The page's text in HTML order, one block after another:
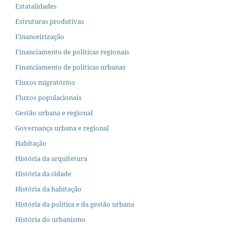
Estatalidades
Estruturas produtivas
Financeirização
Financiamento de políticas regionais
Financiamento de políticas urbanas
Fluxos migratórios
Fluxos populacionais
Gestão urbana e regional
Governança urbana e regional
Habitação
História da arquitetura
História da cidade
História da habitação
História da política e da gestão urbana
História do urbanismo